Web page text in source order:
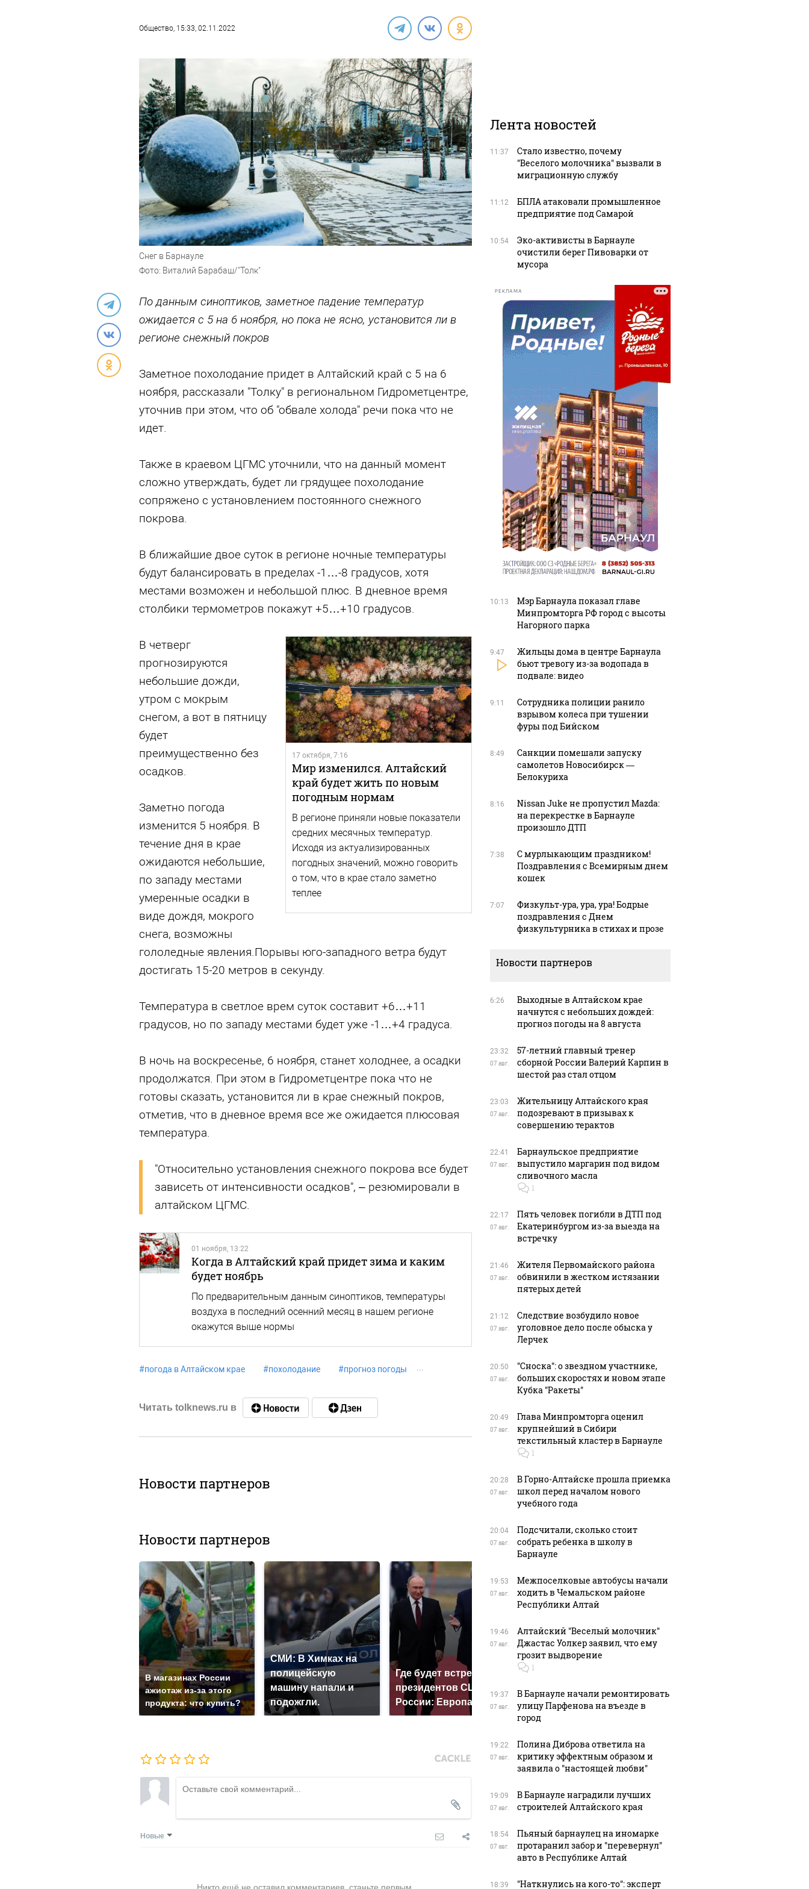
Общество, 15:33, 02.11.2022
Снег в Барнауле
Фото: Виталий Барабаш/"Толк"
По данным синоптиков, заметное падение температур
ожидается с 5 на 6 ноября, но пока не ясно, установится ли в
регионе снежный покров
Заметное похолодание придет в Алтайский край с 5 на 6
ноября, рассказали "Толку" в региональном Гидрометцентре,
уточнив при этом, что об "обвале холода" речи пока что не
идет.
Также в краевом ЦГМС уточнили, что на данный момент
сложно утверждать, будет ли грядущее похолодание
сопряжено с установлением постоянного снежного
покрова.
В ближайшие двое суток в регионе ночные температуры
будут балансировать в пределах -1…-8 градусов, хотя
местами возможен и небольшой плюс. В дневное время
столбики термометров покажут +5…+10 градусов.
17 октября, 7:16
Мир изменился. Алтайский
край будет жить по новым
погодным нормам
В регионе приняли новые показатели
средних месячных температур.
Исходя из актуализированных
погодных значений, можно говорить
о том, что в крае стало заметно
теплее
В четверг
прогнозируются
небольшие дожди,
утром с мокрым
снегом, а вот в пятницу
будет
преимущественно без
осадков.
Заметно погода
изменится 5 ноября. В
течение дня в крае
ожидаются небольшие,
по западу местами
умеренные осадки в
виде дождя, мокрого
снега, возможны
гололедные явления.Порывы юго-западного ветра будут
достигать 15-20 метров в секунду.
Температура в светлое врем суток составит +6…+11
градусов, но по западу местами будет уже -1…+4 градуса.
В ночь на воскресенье, 6 ноября, станет холоднее, а осадки
продолжатся. При этом в Гидрометцентре пока что не
готовы сказать, установится ли в крае снежный покров,
отметив, что в дневное время все же ожидается плюсовая
температура.
"Относительно установления снежного покрова все будет
зависеть от интенсивности осадков", – резюмировали в
алтайском ЦГМС.
01 ноября, 13:22
Когда в Алтайский край придет зима и каким
будет ноябрь
По предварительным данным синоптиков, температуры
воздуха в последний осенний месяц в нашем регионе
окажутся выше нормы
#погода в Алтайском крае #похолодание #прогноз погоды
Читать tolknews.ru в
Новости партнеров
Новости партнеров
В магазинах России
ажиотаж из-за этого
продукта: что купить?
СМИ: В Химках на
полицейскую
машину напали и
подожгли.
Где будет встреча
президентов США и
России: Европа?
На Урале из казны
миллионов рублей
крушение вертолета на
Новые
Лента новостей
11:37
Стало известно, почему
"Веселого молочника" вызвали в
миграционную службу
11:12
БПЛА атаковали промышленное
предприятие под Самарой
10:54
Эко-активисты в Барнауле
очистили берег Пивоварки от
мусора
РЕКЛАМА
10:13
Мэр Барнаула показал главе
Минпромторга РФ город с высоты
Нагорного парка
9:47
Жильцы дома в центре Барнаула
бьют тревогу из-за водопада в
подвале: видео
9:11
Сотрудника полиции ранило
взрывом колеса при тушении
фуры под Бийском
8:49
Санкции помешали запуску
самолетов Новосибирск —
Белокуриха
8:16
Nissan Juke не пропустил Mazda:
на перекрестке в Барнауле
произошло ДТП
7:38
С мурлыкающим праздником!
Поздравления с Всемирным днем
кошек
7:07
Физкульт-ура, ура, ура! Бодрые
поздравления с Днем
физкультурника в стихах и прозе
Новости партнеров
6:26
Выходные в Алтайском крае
начнутся с небольших дождей:
прогноз погоды на 8 августа
23:32
07 авг.
57-летний главный тренер
сборной России Валерий Карпин в
шестой раз стал отцом
23:03
07 авг.
Жительницу Алтайского края
подозревают в призывах к
совершению терактов
22:41
07 авг.
Барнаульское предприятие
выпустило маргарин под видом
сливочного масла
1
22:17
07 авг.
Пять человек погибли в ДТП под
Екатеринбургом из-за выезда на
встречку
21:46
07 авг.
Жителя Первомайского района
обвинили в жестком истязании
пятерых детей
21:12
07 авг.
Следствие возбудило новое
уголовное дело после обыска у
Лерчек
20:50
07 авг.
"Сноска": о звездном участнике,
больших скоростях и новом этапе
Кубка "Ракеты"
20:49
07 авг.
Глава Минпромторга оценил
крупнейший в Сибири
текстильный кластер в Барнауле
1
20:28
07 авг.
В Горно-Алтайске прошла приемка
школ перед началом нового
учебного года
20:04
07 авг.
Подсчитали, сколько стоит
собрать ребенка в школу в
Барнауле
19:53
07 авг.
Межпоселковые автобусы начали
ходить в Чемальском районе
Республики Алтай
19:46
07 авг.
Алтайский "Веселый молочник"
Джастас Уолкер заявил, что ему
грозит выдворение
1
19:37
07 авг.
В Барнауле начали ремонтировать
улицу Парфенова на въезде в
город
19:22
07 авг.
Полина Диброва ответила на
критику эффектным образом и
заявила о "настоящей любви"
19:09
07 авг.
В Барнауле наградили лучших
строителей Алтайского края
18:54
07 авг.
Пьяный барнаулец на иномарке
протаранил забор и "перевернул"
авто в Республике Алтай
18:39 "Наткнулись на кого-то": эксперт